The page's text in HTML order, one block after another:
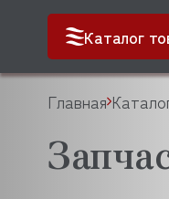
Каталог
Главная